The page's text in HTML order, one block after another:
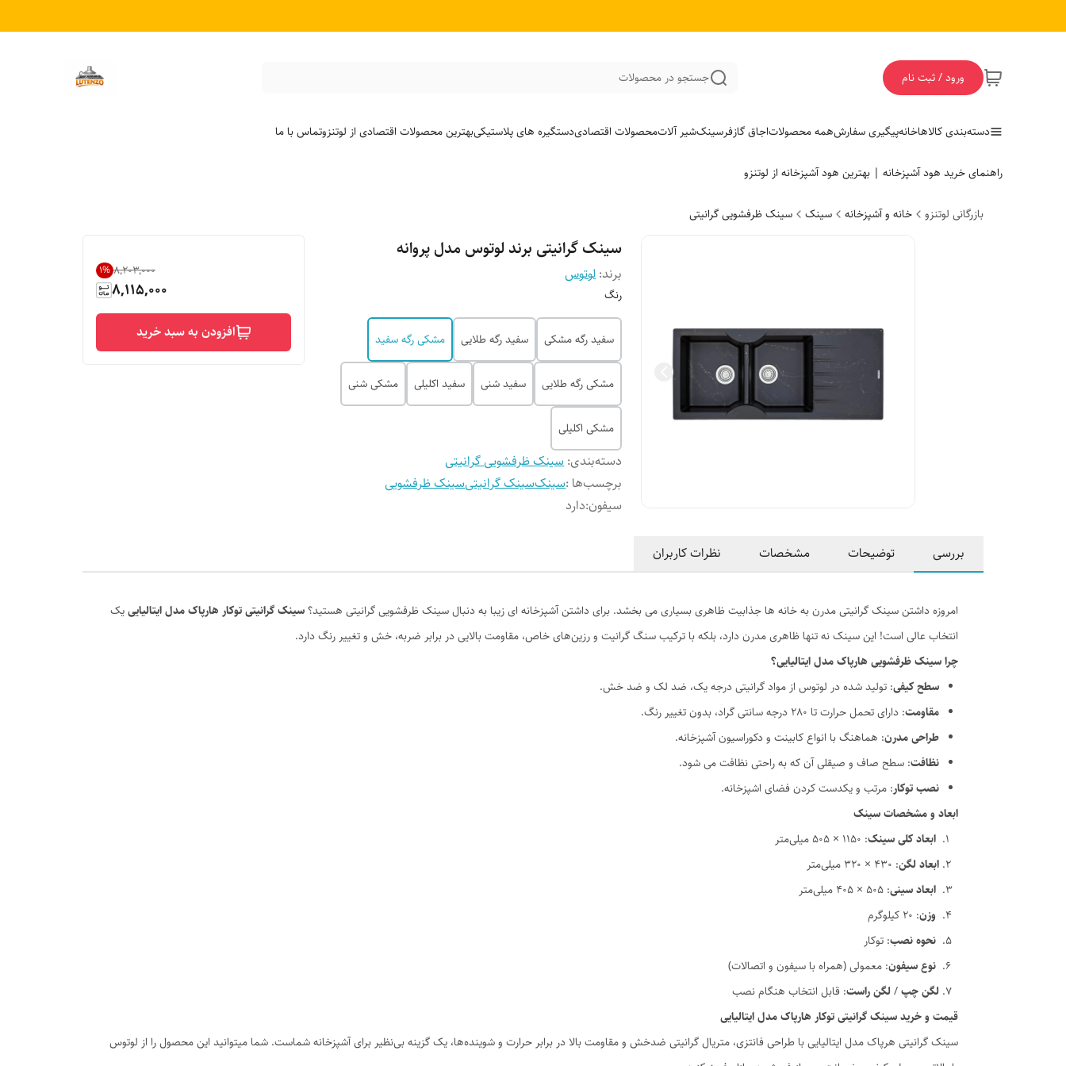
ورود / ثبت نام جستجو در محصولات
دسته‌بندی کالاهاخانهپیگیری سفارشهمه محصولاتاجاق گازفرسینکشیر آلاتمحصولات اقتصادیدستگیره های پلاستیکیبهترین محصولات اقتصادی از لوتنزوتماس با ما
راهنمای خرید هود آشپزخانه | بهترین هود آشپزخانه از لوتنزو
بازرگانی لوتنزو خانه و آشپزخانه سینک سینک ظرفشویی گرانیتی
سینک گرانیتی برند لوتوس مدل پروانه
برند:لوتوس
رنگ
سفید رگه مشکی سفید رگه طلایی مشکی رگه سفید
مشکی رگه طلایی سفید شنی سفید اکلیلی مشکی شنی
مشکی اکلیلی
دسته‌بندی:سینک ظرفشویی گرانیتی
برچسب‌ها :سینکسینک گرانیتیسینک ظرفشویی
سیفون:دارد
۸٬۲۰۳٬۰۰۰ 1%
8,115,000
افزودن به سبد خرید
بررسی توضیحات مشخصات نظرات کاربران
امروزه داشتن سینک گرانیتی مدرن به خانه ها جذابیت ظاهری بسیاری می بخشد. برای داشتن آشپزخانه ای زیبا به دنبال سینک ظرفشویی گرانیتی هستید؟سینک گرانیتی توکار هارپاک مدل ایتالیایییک
انتخاب عالی است! این سینک نه تنها ظاهری مدرن دارد، بلکه با ترکیب سنگ گرانیت و رزین‌های خاص، مقاومت بالایی در برابر ضربه، خش و تغییر رنگ دارد.
چرا سینک ظرفشویی هارپاک مدل ایتالیایی؟
سطح کیفی: تولید شده در لوتوس از مواد گرانیتی درجه یک، ضد لک و ضد خش.
مقاومت: دارای تحمل حرارت تا 280 درجه سانتی گراد، بدون تغییر رنگ.
طراحی مدرن: هماهنگ با انواع کابینت و دکوراسیون آشپزخانه.
نظافت: سطح صاف و صیقلی آن که به راحتی نظافت می شود.
نصب توکار: مرتب و یکدست کردن فضای اشپزخانه.
ابعاد و مشخصات سینک
ابعاد کلی سینک: 1150 × 505 میلی‌متر
ابعاد لگن: 430 × 320 میلی‌متر
ابعاد سینی: 505 × 405 میلی‌متر
وزن: ۲۰ کیلوگرم
نحوه نصب: توکار
نوع سیفون: معمولی (همراه با سیفون و اتصالات)
لگن چپ/لگن راست: قابل انتخاب هنگام نصب
قیمت و خرید سینک گرانیتی توکار هارپاک مدل ایتالیایی
سینک گرانیتی هرپاک مدل ایتالیایی با طراحی فانتزی، متریال گرانیتی ضدخش و مقاومت بالا در برابر حرارت و شوینده‌ها، یک گزینه بی‌نظیر برای آشپزخانه شماست. شما میتوانید این محصول را از لوتوس